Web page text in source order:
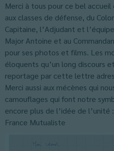
Merci à tous pour ce bel
aux classes de défense, du
Capitaine, l’Adjudant et
Major Antoine et au
pour ses photos et films. Les
éloquents qu’un long discours
reportage par cette lettre
Merci aussi aux mécènes qui
camouflages qui font notre
encore plus de l’idée de l’unité
France Mutualiste